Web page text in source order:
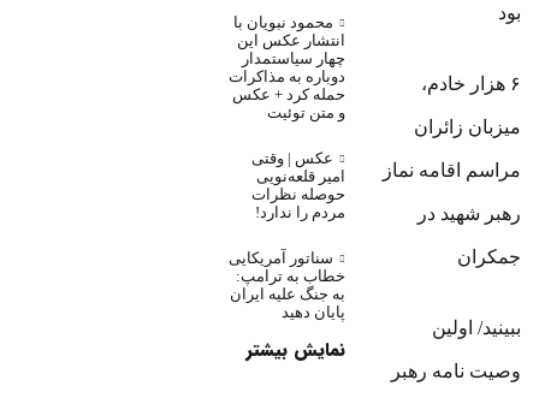
بود
۶ هزار خادم،
میزبان زائران
مراسم اقامه نماز
رهبر شهید در
جمکران
ببینید/ اولین
وصیت نامه رهبر
محمود نبویان با
انتشار عکس این
چهار سیاستمدار
دوباره به مذاکرات
حمله کرد + عکس
و متن توئیت
عکس | وقتی
امیر قلعه‌نویی
حوصله نظرات
مردم را ندارد!
سناتور آمریکایی
خطاب به ترامپ:
به جنگ علیه ایران
پایان دهید
نمایش بیشتر